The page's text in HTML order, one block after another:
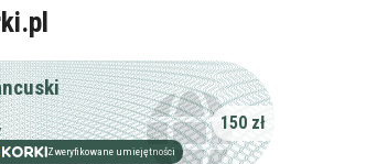
Zweryfikowane umiejętności
150 zł